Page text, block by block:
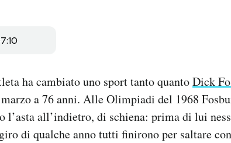
ha cambiato uno sport tanto quantoDick
a 76 anni. Alle Olimpiadi del 1968
l’asta all’indietro, di schiena: prima di lui
di qualche anno tutti finirono per saltare